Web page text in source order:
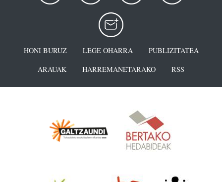
HONI BURUZ LEGE OHARRA
PUBLIZITATEA
ARAUAK
HARREMANETARAKO RSS